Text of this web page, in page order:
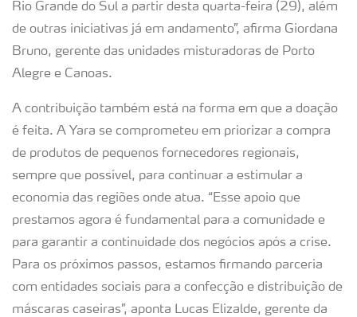
Rio Grande do Sul a partir desta quarta-feira (29), além
de outras iniciativas já em andamento”, afirma Giordana
Bruno, gerente das unidades misturadoras de Porto
Alegre e Canoas.
A contribuição também está na forma em que a doação
é feita. A Yara se comprometeu em priorizar a compra
de produtos de pequenos fornecedores regionais,
sempre que possível, para continuar a estimular a
economia das regiões onde atua. “Esse apoio que
prestamos agora é fundamental para a comunidade e
para garantir a continuidade dos negócios após a crise.
Para os próximos passos, estamos firmando parceria
com entidades sociais para a confecção e distribuição de
máscaras caseiras”, aponta Lucas Elizalde, gerente da